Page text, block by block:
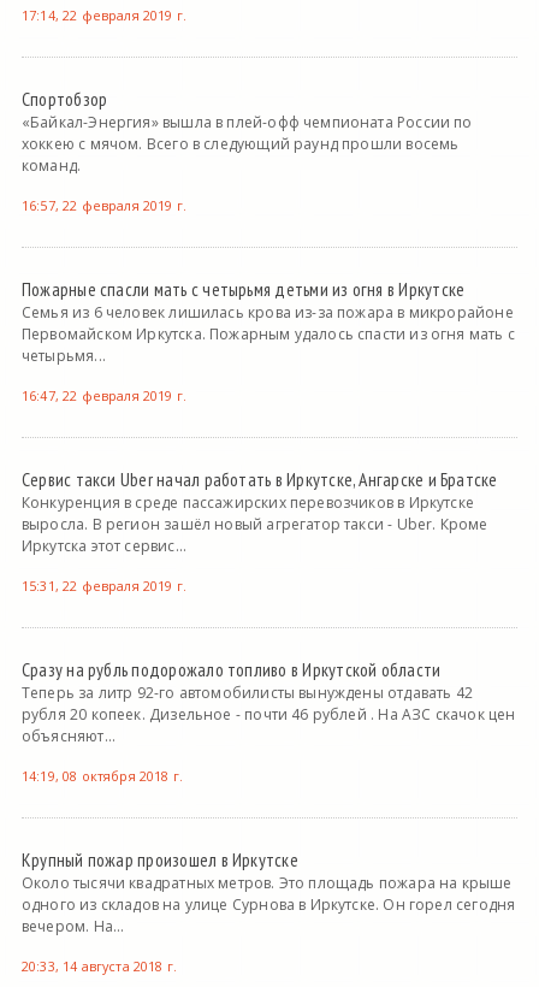
17:14, 22 февраля 2019 г.
Спортобзор
«Байкал-Энергия» вышла в плей-офф чемпионата России по
хоккею с мячом. Всего в следующий раунд прошли восемь
команд.
16:57, 22 февраля 2019 г.
Пожарные спасли мать с четырьмя детьми из огня в Иркутске
Семья из 6 человек лишилась крова из-за пожара в микрорайоне
Первомайском Иркутска. Пожарным удалось спасти из огня мать с
четырьмя...
16:47, 22 февраля 2019 г.
Сервис такси Uber начал работать в Иркутске, Ангарске и Братске
Конкуренция в среде пассажирских перевозчиков в Иркутске
выросла. В регион зашёл новый агрегатор такси - Uber. Кроме
Иркутска этот сервис...
15:31, 22 февраля 2019 г.
Сразу на рубль подорожало топливо в Иркутской области
Теперь за литр 92-го автомобилисты вынуждены отдавать 42
рубля 20 копеек. Дизельное - почти 46 рублей . На АЗС скачок цен
объясняют...
14:19, 08 октября 2018 г.
Крупный пожар произошел в Иркутске
Около тысячи квадратных метров. Это площадь пожара на крыше
одного из складов на улице Сурнова в Иркутске. Он горел сегодня
вечером. На...
20:33, 14 августа 2018 г.